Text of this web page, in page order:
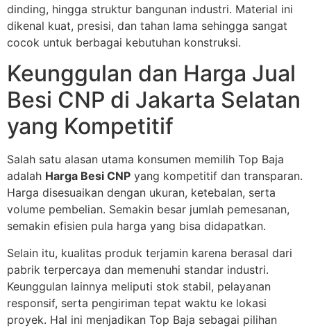
dinding, hingga struktur bangunan industri. Material ini
dikenal kuat, presisi, dan tahan lama sehingga sangat
cocok untuk berbagai kebutuhan konstruksi.
Keunggulan dan Harga Jual
Besi CNP di Jakarta Selatan
yang Kompetitif
Salah satu alasan utama konsumen memilih Top Baja
adalah Harga Besi CNP yang kompetitif dan transparan.
Harga disesuaikan dengan ukuran, ketebalan, serta
volume pembelian. Semakin besar jumlah pemesanan,
semakin efisien pula harga yang bisa didapatkan.
Selain itu, kualitas produk terjamin karena berasal dari
pabrik terpercaya dan memenuhi standar industri.
Keunggulan lainnya meliputi stok stabil, pelayanan
responsif, serta pengiriman tepat waktu ke lokasi
proyek. Hal ini menjadikan Top Baja sebagai pilihan